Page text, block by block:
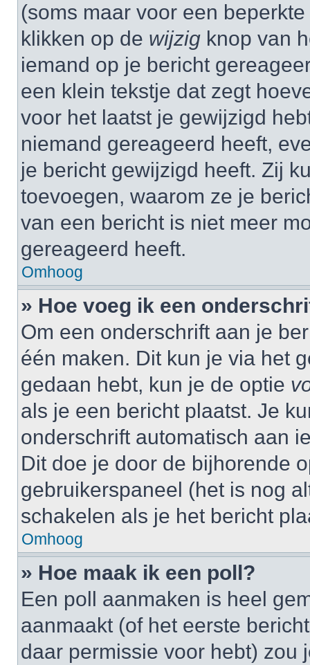
(soms maar voor een
klikken op de wijzig knop van
iemand op je bericht
een klein tekstje dat zegt
voor het laatst je gewijzigd
niemand gereageerd heeft,
je bericht gewijzigd heeft. Zij
toevoegen, waarom ze je
van een bericht is niet meer
gereageerd heeft.
Omhoog
» Hoe voeg ik een
Om een onderschrift aan je
één maken. Dit kun je via het
gedaan hebt, kun je de optie
als je een bericht plaatst. Je
onderschrift automatisch aan
Dit doe je door de bijhorende
gebruikerspaneel (het is nog
schakelen als je het bericht
Omhoog
» Hoe maak ik een poll?
Een poll aanmaken is heel
aanmaakt (of het eerste
daar permissie voor hebt) zou